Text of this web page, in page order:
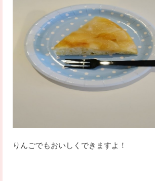
りんごでもおいしくできますよ！